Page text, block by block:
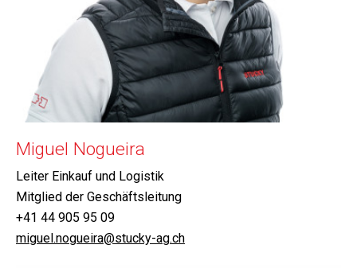
Miguel Nogueira
Leiter Einkauf und Logistik
Mitglied der Geschäftsleitung
+41 44 905 95 09
miguel.nogueira@stucky-ag.ch